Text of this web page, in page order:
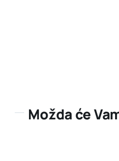
Možda će